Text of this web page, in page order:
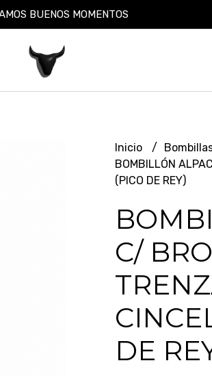
BUENOS MOMENTOS
Inicio
BOMBILLÓN
(PICO DE REY)
C/
DE